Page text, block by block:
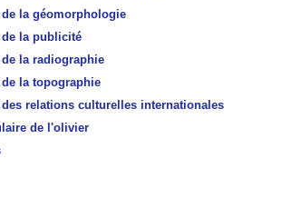
la géomorphologie
la publicité
la radiographie
la topographie
relations culturelles internationales
de l'olivier